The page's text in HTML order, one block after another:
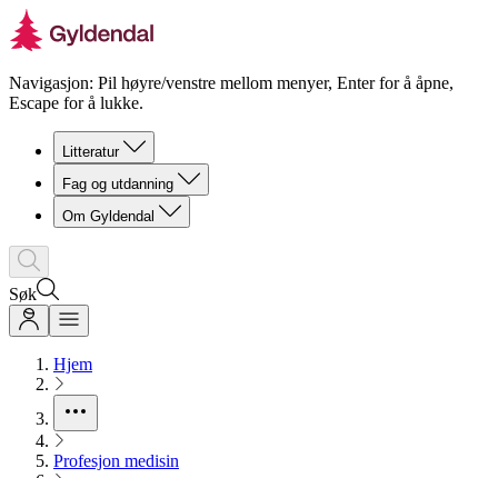
Navigasjon: Pil høyre/venstre mellom menyer, Enter for å åpne,
Escape for å lukke.
Litteratur
Fag og utdanning
Om Gyldendal
Søk
Hjem
Profesjon medisin